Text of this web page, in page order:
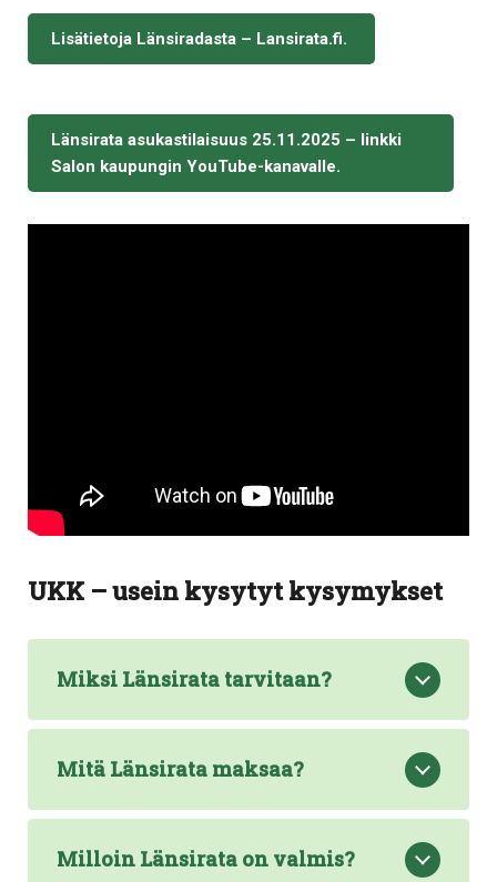
Lisätietoja Länsiradasta – Lansirata.fi.
Länsirata asukastilaisuus 25.11.2025 – linkki
Salon kaupungin YouTube-kanavalle.
UKK – usein kysytyt kysymykset
Miksi Länsirata tarvitaan?
Mitä Länsirata maksaa?
Milloin Länsirata on valmis?